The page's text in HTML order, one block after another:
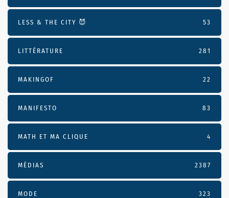
LESS & THE CITY 😈 53
LITTÉRATURE 281
MAKINGOF 22
MANIFESTO 83
MATH ET MA CLIQUE 4
MÉDIAS 2387
MODE 323